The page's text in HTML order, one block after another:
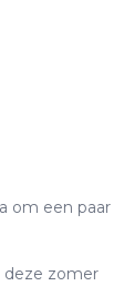
om een paar
deze zomer